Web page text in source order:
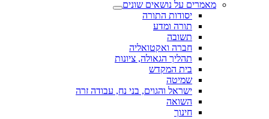
מאמרים על נושאים שונים
יסודות התורה
תורה ומדע
תשובה
חברה ואקטואליה
תהליך הגאולה, ציונות
בית המקדש
שמיטה
ישראל והגוים, בני נח, עבודה זרה
השואה
חינוך